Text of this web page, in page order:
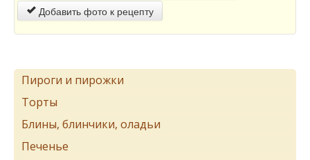
Добавить фото к рецепту
Пироги и пирожки
Торты
Блины, блинчики, оладьи
Печенье